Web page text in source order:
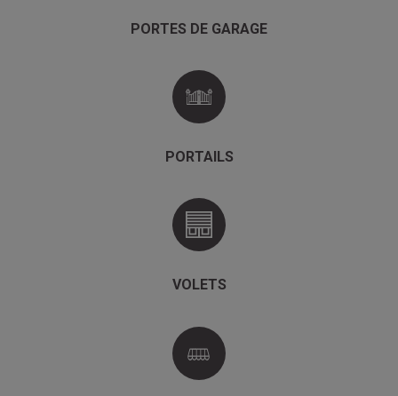
PORTES DE GARAGE
PORTAILS
VOLETS